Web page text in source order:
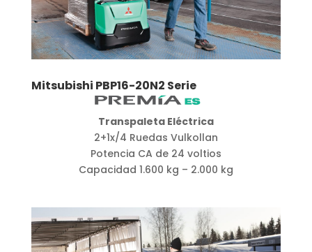
Mitsubishi PBP16-20N2 Serie
Transpaleta Eléctrica
2+1x/4 Ruedas Vulkollan
Potencia CA de 24 voltios
Capacidad 1.600 kg – 2.000 kg